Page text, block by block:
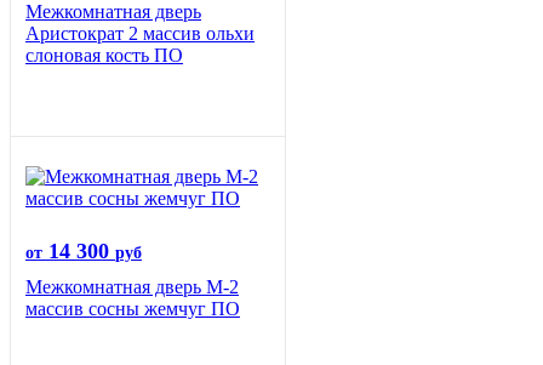
Межкомнатная дверь
Аристократ 2 массив ольхи
слоновая кость ПО
от 14 300 руб
Межкомнатная дверь М-2
массив сосны жемчуг ПО